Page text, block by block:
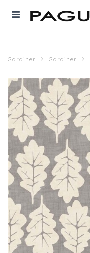
Gardiner Gardiner